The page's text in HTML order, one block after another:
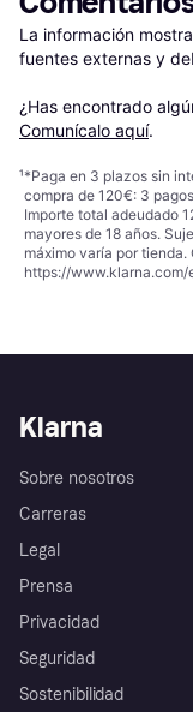
La información
fuentes externas y
¿Has encontrado
Comunícalo aquí.
¹*Paga en 3 plazos sin
compra de 120€: 3
Importe total adeudado
mayores de 18 años.
máximo varía por
https://www.klarna.com/
Klarna
Sobre nosotros
Carreras
Legal
Prensa
Privacidad
Seguridad
Sostenibilidad